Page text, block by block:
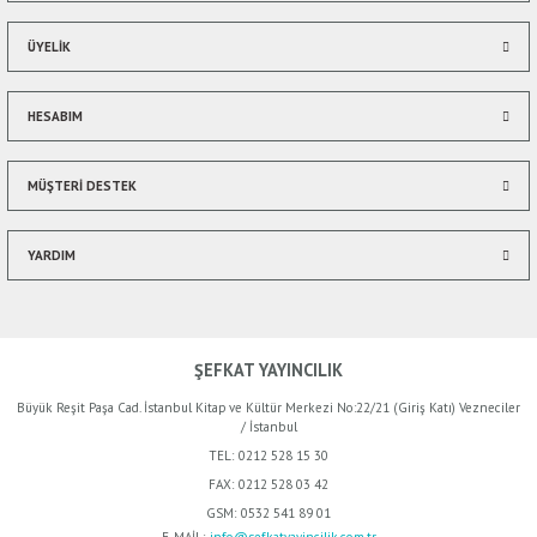
ÜYELİK
HESABIM
MÜŞTERİ DESTEK
YARDIM
ŞEFKAT YAYINCILIK
Büyük Reşit Paşa Cad. İstanbul Kitap ve Kültür Merkezi No:22/21 (Giriş Katı) Vezneciler
/ İstanbul
TEL: 0212 528 15 30
FAX: 0212 528 03 42
GSM: 0532 541 89 01